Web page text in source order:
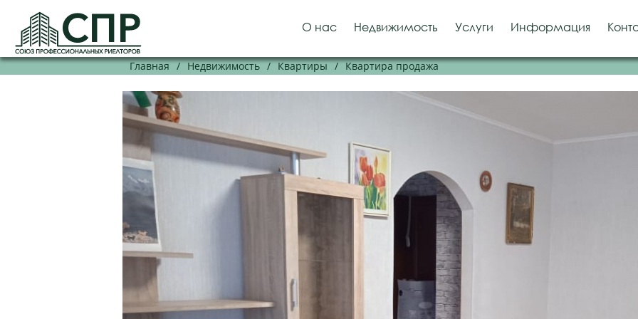
О нас Недвижимость Услуги Информация
Главная / Недвижимость / Квартиры / Квартира продажа